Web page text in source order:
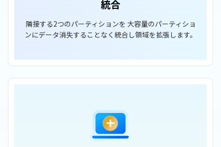
統合
隣接する2つのパーティションを 大容量のパーティショ
ンにデータ消失することなく統合し領域を拡張します。